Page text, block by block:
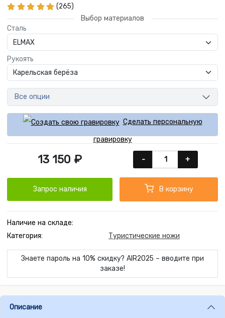
(265)
Выбор материалов
Сталь
Рукоять
Все опции
Сделать персональную
гравировку
13 150 ₽ - +
Запрос наличия В корзину
Наличие на складе:
Категория:
Туристические ножи
Знаете пароль на 10% скидку? AIR2025 – вводите при
заказе!
Описание